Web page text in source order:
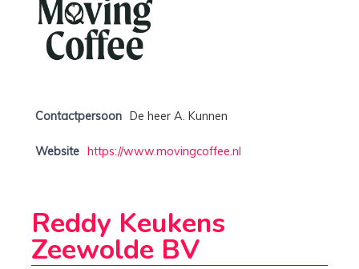
Contactpersoon De heer A. Kunnen
Website https://www.movingcoffee.nl
Reddy Keukens
Zeewolde BV